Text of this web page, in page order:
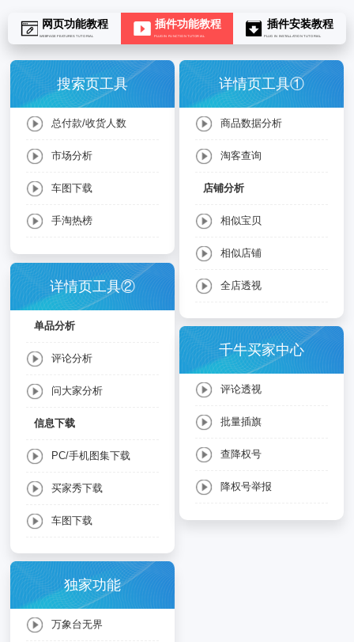
网页功能教程
WEBPAGE FEATURES TUTORIAL
插件功能教程
PLUGIN FUNCTION TUTORIAL
插件安装教程
PLUG IN INSTALLATION TUTORIAL
搜索页工具
总付款/收货人数
市场分析
车图下载
手淘热榜
详情页工具①
商品数据分析
淘客查询
店铺分析
相似宝贝
相似店铺
全店透视
详情页工具②
单品分析
评论分析
问大家分析
信息下载
PC/手机图集下载
买家秀下载
车图下载
千牛买家中心
评论透视
批量插旗
查降权号
降权号举报
独家功能
万象台无界